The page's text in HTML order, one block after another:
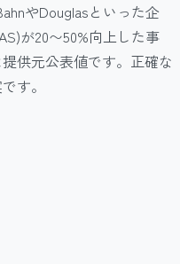
やDouglasといった企
が20〜50%向上した事
供元公表値です。正確な
す。